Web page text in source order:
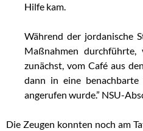
Hilfe kam.
Während der jordanische
Maßnahmen durchführte,
zunächst, vom Café aus
dann in eine
angerufen wurde.” NSU-
Die Zeugen konnten noch am